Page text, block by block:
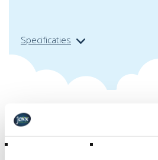
Specificaties
Extra info over